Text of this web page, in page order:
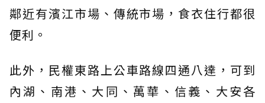
鄰近有濱江市場、傳統市場，食衣住行都很
便利。
此外，民權東路上公車路線四通八達，可到
內湖、南港、大同、萬華、信義、大安各